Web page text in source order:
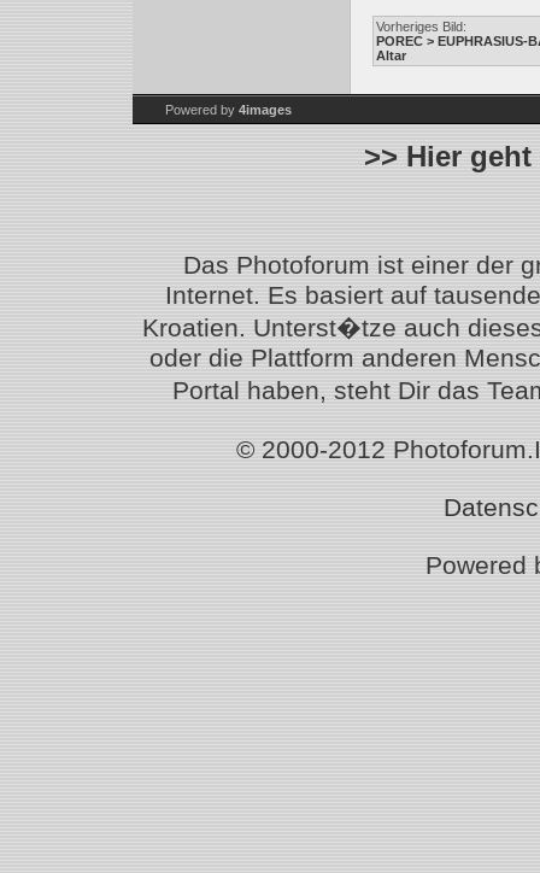
Vorheriges Bild:
POREC > EUPHRASIUS-
Altar
Powered by 4images
>> Hier
Das Photoforum ist einer der
Internet. Es basiert auf
Kroatien. Unterst�tze auch
oder die Plattform anderen
Portal haben, steht Dir das
© 2000-2012
Powered